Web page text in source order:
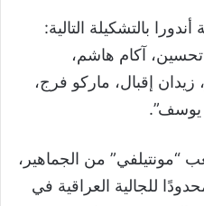
بالتشكيلة التالية:
آكام هاشم،
إقبال، ماركو فرج،
يوسف”.
من الجماهير،
للجالية العراقية في